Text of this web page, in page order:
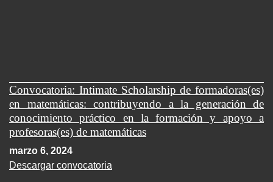
Convocatoria: Intimate Scholarship de formadoras(es)
en matemáticas: contribuyendo a la generación de
conocimiento práctico en la formación y apoyo a
profesoras(es) de matemáticas
marzo 6, 2024
Descargar convocatoria